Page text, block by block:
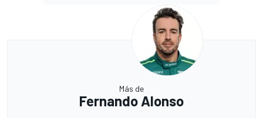
Más de
Fernando Alonso